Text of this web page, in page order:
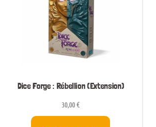
Dice Forge : Rébellion (Extension)
30,00€